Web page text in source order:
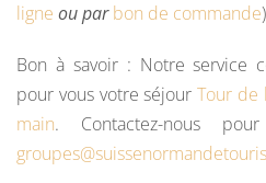
ligne ou parbon de commande
Bon à savoir : Notre service
pour vous votre séjourTour de
main. Contactez-nous